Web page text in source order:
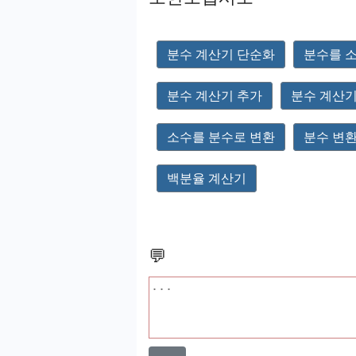
분수 계산기 단순화 분수를
분수 계산기 추가 분수 계산
소수를 분수로 변환 분수 변
백분율 계산기
💬